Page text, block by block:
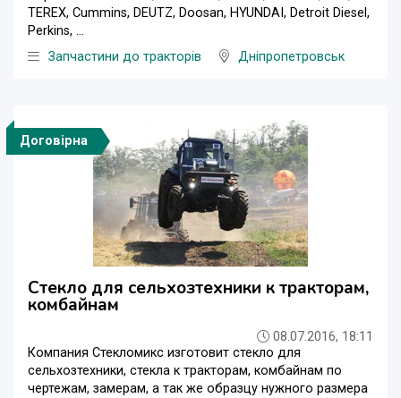
TEREX, Cummins, DEUTZ, Doosan, HYUNDAI, Detroit Diesel,
Perkins, ...
Запчастини до тракторів
Дніпропетровськ
Договірна
Стекло для сельхозтехники к тракторам,
комбайнам
08.07.2016, 18:11
Компания Стекломикс изготовит стекло для
сельхозтехники, стекла к тракторам, комбайнам по
чертежам, замерам, а так же образцу нужного размера